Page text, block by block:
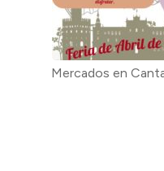
Mercados en